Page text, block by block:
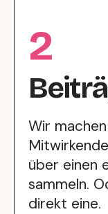
2
Wir
über einen
sammeln.
direkt eine.